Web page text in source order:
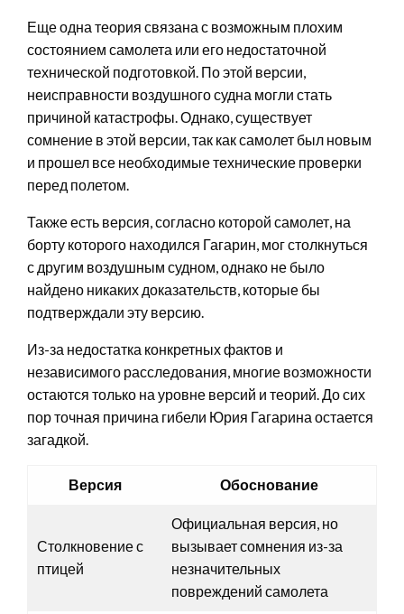
Еще одна теория связана с возможным плохим
состоянием самолета или его недостаточной
технической подготовкой. По этой версии,
неисправности воздушного судна могли стать
причиной катастрофы. Однако, существует
сомнение в этой версии, так как самолет был новым
и прошел все необходимые технические проверки
перед полетом.
Также есть версия, согласно которой самолет, на
борту которого находился Гагарин, мог столкнуться
с другим воздушным судном, однако не было
найдено никаких доказательств, которые бы
подтверждали эту версию.
Из-за недостатка конкретных фактов и
независимого расследования, многие возможности
остаются только на уровне версий и теорий. До сих
пор точная причина гибели Юрия Гагарина остается
загадкой.
Версия Обоснование
Столкновение с
птицей
Официальная версия, но
вызывает сомнения из-за
незначительных
повреждений самолета